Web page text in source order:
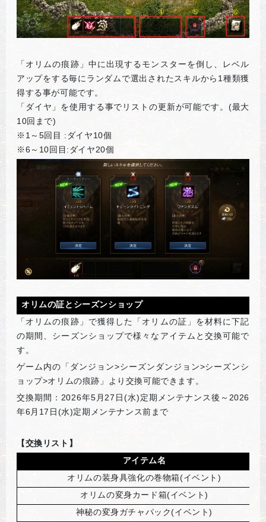
「オリムの痕跡」中に出現するモンスターを倒し、レベル
アップをする毎にランダムで選出されたスキルから1種類獲
得する事が可能です。
「ダイヤ」を使用する事でリストの更新が可能です。(最大
10回まで)
※1～5回目 :ダイヤ10個
※6～10回目:ダイヤ20個
オリムの証とシーズンショップ
「オリムの痕跡」で獲得した「オリムの証」を材料に下記
の期間、シーズンショップで様々なアイテムと交換可能で
す。
ゲーム内の「ダンジョン>シーズンダンジョン>シーズンシ
ョップ>オリムの痕跡」より交換可能できます。
交換期間：2026年5月27日(水)定期メンテナンス後～2026
年6月17日(水)定期メンテナンス前まで
【交換リスト】
アイテム名
オリムの装身具強化の巻物箱(イベント)
オリムの変身カード箱(イベント)
神秘の変身ガチャパック(イベント)